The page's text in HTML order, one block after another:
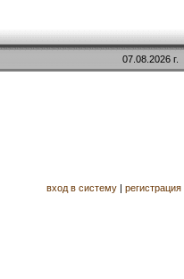
07.08.2026 г.
вход в систему | регистрация